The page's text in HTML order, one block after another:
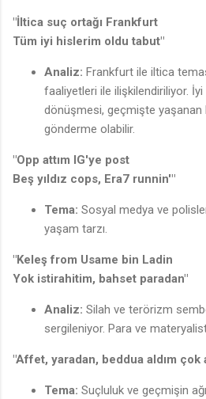
"İltica suç ortağı Frankfurt
Tüm iyi hislerim oldu tabut"
Analiz: Frankfurt ile iltica
faaliyetleri ile ilişkilendiriliyor.
dönüşmesi, geçmişte yaşanan
gönderme olabilir.
"Opp attım IG'ye post
Beş yıldız cops, Era7 runnin'"
Tema: Sosyal medya ve
yaşam tarzı.
"Keleş from Usame bin Ladin
Yok istirahitim, bahset paradan"
Analiz: Silah ve terörizm
sergileniyor. Para ve
"Affet, yaradan, beddua aldım çok
Tema: Suçluluk ve geçmişin